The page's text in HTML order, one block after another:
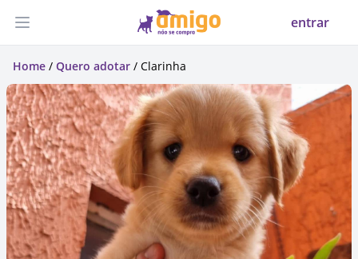
Abrir menu entrar
Home / Quero adotar / Clarinha